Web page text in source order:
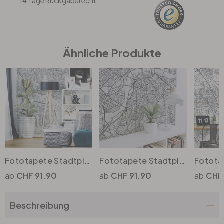
Eingangsbereich
Ähnliche Produkte
Fototapete Stadtplan Hamburg
CHF 91.90
Fototapete Stadtplan London
CHF 91.90
Beschreibung